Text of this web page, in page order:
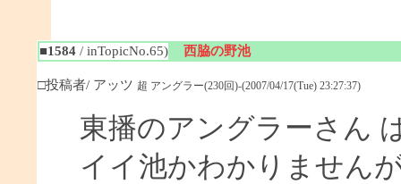
■1584 / inTopicNo.65) 西脇の野池
□投稿者/ アッツ 超 アングラー(230回)-(2007/04/17(Tue) 23:27:37)
東播のアングラーさん
イイ池かわかりません